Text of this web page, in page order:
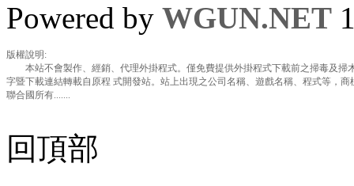
Powered by WGUN.NET
版權說明:
本站不會製作、經銷、代理外掛程式。僅免費提供外掛程式下載前之掃毒及掃
字暨下載連結轉載自原程 式開發站。站上出現之公司名稱、遊戲名稱、程式等，
聯合國所有.......
回頂部